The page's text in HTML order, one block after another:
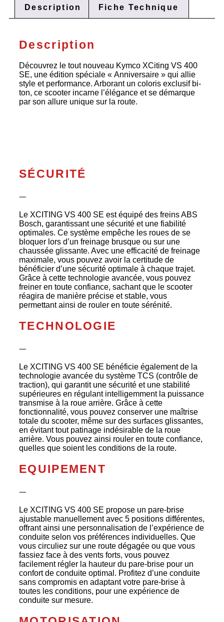
Description Fiche Technique
Description
Découvrez le tout nouveau Kymco XCiting VS 400
SE, une édition spéciale « Anniversaire » qui allie
style et performance. Arborant un coloris exclusif bi-
ton, ce scooter incarne l’élégance et se démarque
par son allure unique sur la route.
SÉCURITÉ
ᅳ
Le XCITING VS 400 SE est équipé des freins ABS
Bosch, garantissant une sécurité et une fiabilité
optimales. Ce système empêche les roues de se
bloquer lors d’un freinage brusque ou sur une
chaussée glissante. Avec une efficacité de freinage
maximale, vous pouvez avoir la certitude de
bénéficier d’une sécurité optimale à chaque trajet.
Grâce à cette technologie avancée, vous pouvez
freiner en toute confiance, sachant que le scooter
réagira de manière précise et stable, vous
permettant ainsi de rouler en toute sérénité.
TECHNOLOGIE
ᅳ
Le XCITING VS 400 SE bénéficie également de la
technologie avancée du système TCS (contrôle de
traction), qui garantit une sécurité et une stabilité
supérieures en régulant intelligemment la puissance
transmise à la roue arrière. Grâce à cette
fonctionnalité, vous pouvez conserver une maîtrise
totale du scooter, même sur des surfaces glissantes,
en évitant tout patinage indésirable de la roue
arrière. Vous pouvez ainsi rouler en toute confiance,
quelles que soient les conditions de la route.
EQUIPEMENT
ᅳ
Le XCITING VS 400 SE propose un pare-brise
ajustable manuellement avec 5 positions différentes,
offrant ainsi une personnalisation de l’expérience de
conduite selon vos préférences individuelles. Que
vous circuliez sur une route dégagée ou que vous
fassiez face à des vents forts, vous pouvez
facilement régler la hauteur du pare-brise pour un
confort de conduite optimal. Profitez d’une conduite
sans compromis en adaptant votre pare-brise à
toutes les conditions, pour une expérience de
conduite sur mesure.